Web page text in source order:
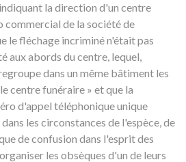
la direction d'un centre
de la société de
le fléchage incriminé n'était pas
aux abords du centre, lequel,
dans un même bâtiment les
centre funéraire » et que la
d'appel téléphonique unique
les circonstances de l'espèce, de
de confusion dans l'esprit des
les obsèques d'un de leurs